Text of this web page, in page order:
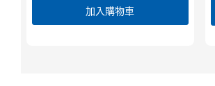
加入購物車